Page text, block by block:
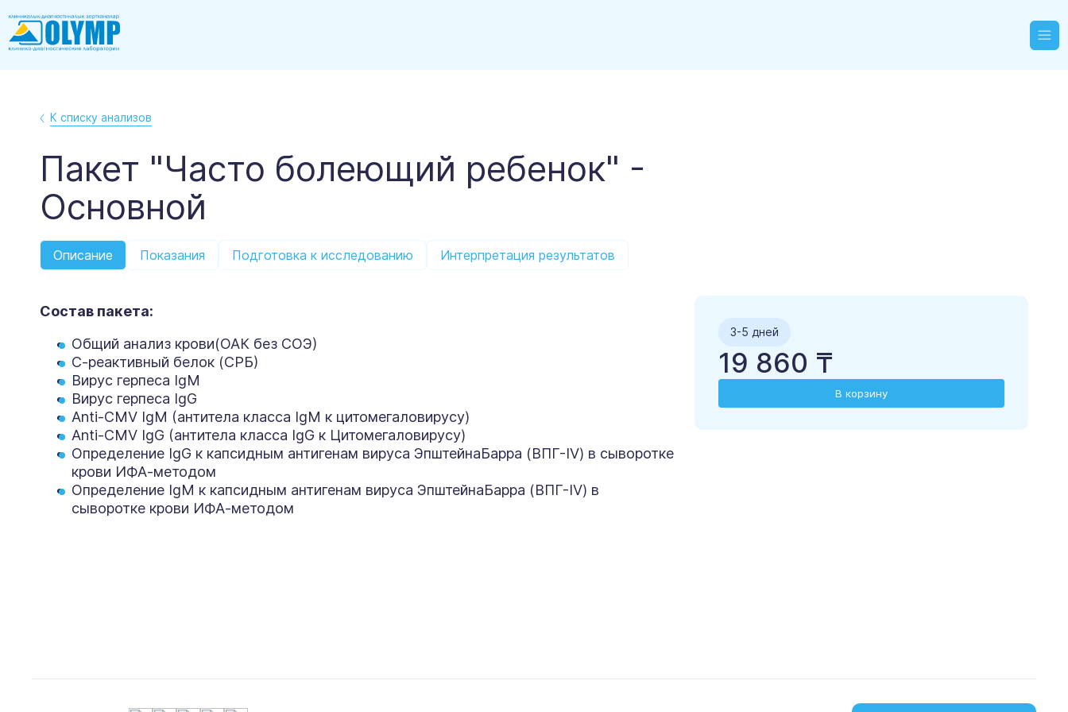
К списку анализов
Пакет "Часто болеющий ребенок" -
Основной
Описание Показания Подготовка к исследованию Интерпретация результатов
Состав пакета:
Общий анализ крови(ОАК без СОЭ)
С-реактивный белок (СРБ)
Вирус герпеса IgМ
Вирус герпеса IgG
Anti-CMV IgM (антитела класса IgM к цитомегаловирусу)
Anti-CMV IgG (антитела класса IgG к Цитомегаловирусу)
Определение IgG к капсидным антигенам вируса ЭпштейнаБарра (ВПГ-IV) в сыворотке
крови ИФА-методом
Определение IgM к капсидным антигенам вируса ЭпштейнаБарра (ВПГ-IV) в
сыворотке крови ИФА-методом
3-5 дней
19 860 ₸
В корзину